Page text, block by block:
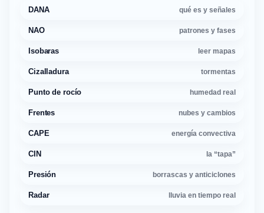
DANA qué es y señales
NAO patrones y fases
Isobaras leer mapas
Cizalladura tormentas
Punto de rocío humedad real
Frentes nubes y cambios
CAPE energía convectiva
CIN la “tapa”
Presión borrascas y anticiclones
Radar lluvia en tiempo real